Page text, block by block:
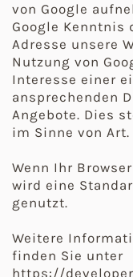
von Google
Google Kenntnis
Adresse unsere
Nutzung von
Interesse einer
ansprechenden
Angebote. Dies
im Sinne von Art.
Wenn Ihr
wird eine
genutzt.
Weitere
finden Sie unter
https://